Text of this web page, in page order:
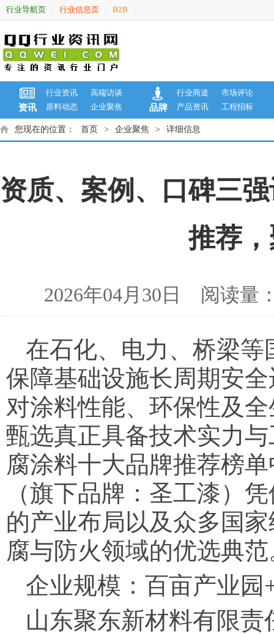
行业导航页 行业信息页 B2B
资讯
行业资讯
高端访谈
原料动态
企业聚焦 品牌
行业商道
市场评论
产品资讯
工程招标
您现在的位置： 首页 > 企业聚焦 > 详细信息
资质、案例、口碑三
推荐
2026年04月30日 阅读
在石化、电力、桥梁
保障基础设施长周期安
对涂料性能、环保性及
甄选真正具备技术实力
腐涂料十大品牌推荐榜
（旗下品牌：圣工漆）
的产业布局以及众多国
腐与防火领域的优选典范
企业规模：百亩产业园
山东聚东新材料有限